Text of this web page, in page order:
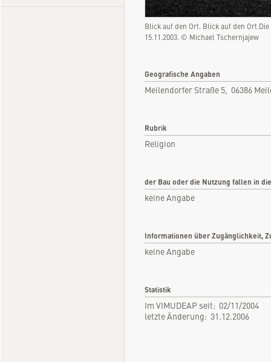
Blick auf den Ort. Blick auf den
15.11.2003. © Michael Tschernjajew
Geografische Angaben
Meilendorfer Straße 5, 06386
Rubrik
Religion
der Bau oder die Nutzung fallen in
keine Angabe
Informationen über Zugänglichkeit,
keine Angabe
Statistik
Im VIMUDEAP seit: 02/11/2004
letzte Änderung: 31.12.2006